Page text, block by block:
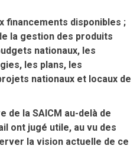
financements disponibles ;
la gestion des produits
nationaux, les
les plans, les
nationaux et locaux de
de la SAICM au-delà de
ont jugé utile, au vu des
la vision actuelle de ce